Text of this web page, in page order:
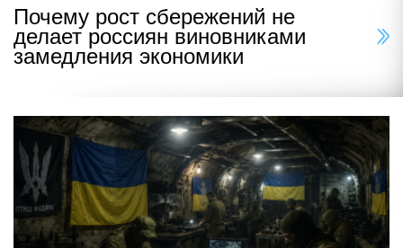
Почему рост сбережений не
делает россиян виновниками
замедления экономики